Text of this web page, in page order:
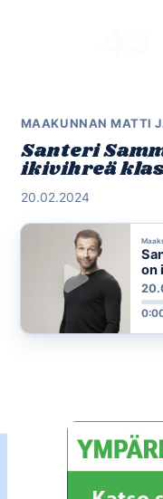
MAAKUNNAN MATTI
Santeri
ikivihreä
20.02.2024
on